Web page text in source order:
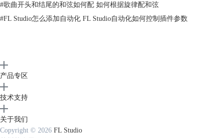
另外，这款插件的频谱显示功能允许你详细监控使用它时所做的更改，输
18.1MB，非常小巧，快来领取吧！
「潮软速递」每日福利就为大家分享到这里，需要的请关注后回复
【
#歌曲开头和结尾的和弦如何配 如何根据旋律配和弦
#FL Studio怎么添加自动化 FL Studio自动化如何控制插件参数
产品专区
技术支持
关于我们
Copyright © 2026 FL Studio